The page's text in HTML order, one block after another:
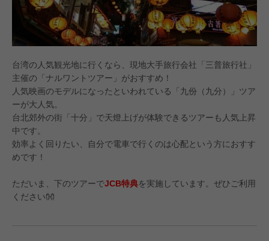
台湾の人気観光地に行くなら、現地大手旅行会社「三普旅行社」
主催の「ナルワントツアー」がおすすめ！
人気映画のモデルになったといわれている「九份（九分）」ツア
ーが大人気。
台北郊外の街「十分」で天燈上げが体験できるツアーも人気上昇
中です。
効率よく回りたい、自分で電車で行くのは心配という方におすす
めです！
ただいま、下のツアーでJCB特典を実施しています。ぜひご利⽤
ください👐